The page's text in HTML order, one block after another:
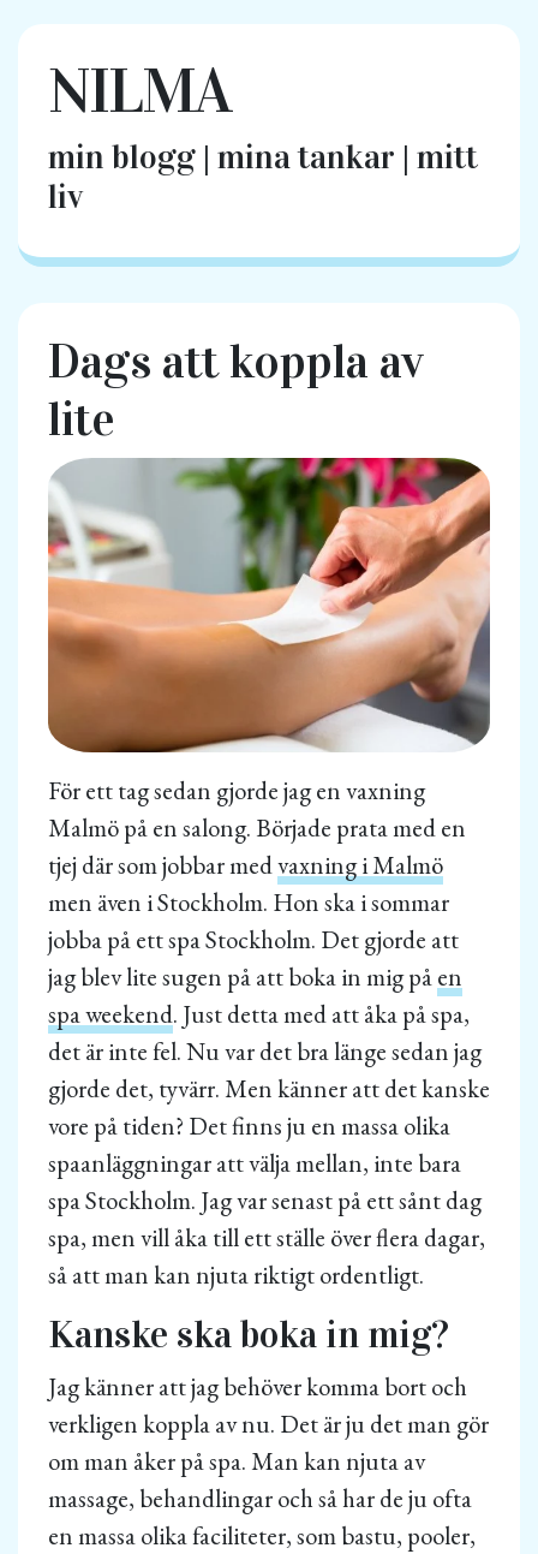
NILMA
min blogg | mina tankar | mitt
liv
Dags att koppla av
lite
För ett tag sedan gjorde jag en vaxning
Malmö på en salong. Började prata med en
tjej där som jobbar medvaxning i Malmö
men även i Stockholm. Hon ska i sommar
jobba på ett spa Stockholm. Det gjorde att
jag blev lite sugen på att boka in mig påen
spa weekend. Just detta med att åka på spa,
det är inte fel. Nu var det bra länge sedan jag
gjorde det, tyvärr. Men känner att det kanske
vore på tiden? Det finns ju en massa olika
spaanläggningar att välja mellan, inte bara
spa Stockholm. Jag var senast på ett sånt dag
spa, men vill åka till ett ställe över flera dagar,
så att man kan njuta riktigt ordentligt.
Kanske ska boka in mig?
Jag känner att jag behöver komma bort och
verkligen koppla av nu. Det är ju det man gör
om man åker på spa. Man kan njuta av
massage, behandlingar och så har de ju ofta
en massa olika faciliteter, som bastu, pooler,